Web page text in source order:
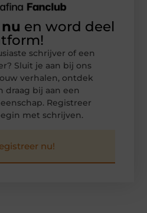
en word deel
schrijver of een
Sluit je aan bij ons
verhalen, ontdek
draag bij aan een
Registreer
met schrijven.
nu!